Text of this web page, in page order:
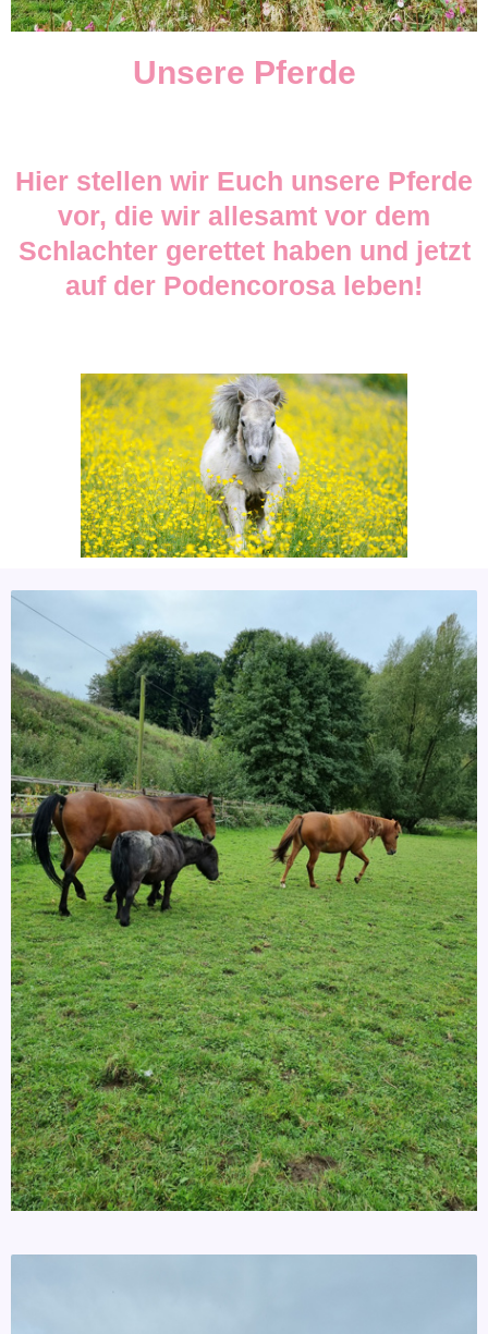
Unsere Pferde
Hier stellen wir Euch unsere Pferde
vor, die wir allesamt vor dem
Schlachter gerettet haben und jetzt
auf der Podencorosa leben!